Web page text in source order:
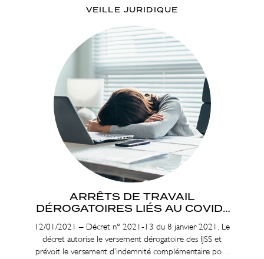
VEILLE JURIDIQUE
ARRÊTS DE TRAVAIL
DÉROGATOIRES LIÉS AU COVID-
19
12/01/2021 – Décret n° 2021-13 du 8 janvier 2021. Le
décret autorise le versement dérogatoire des IJSS et
prévoit le versement d’indemnité complémentaire pour